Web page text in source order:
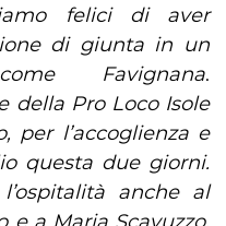
felici di aver
di giunta in un
Favignana.
della Pro Loco Isole
per l’accoglienza e
questa due giorni.
anche al